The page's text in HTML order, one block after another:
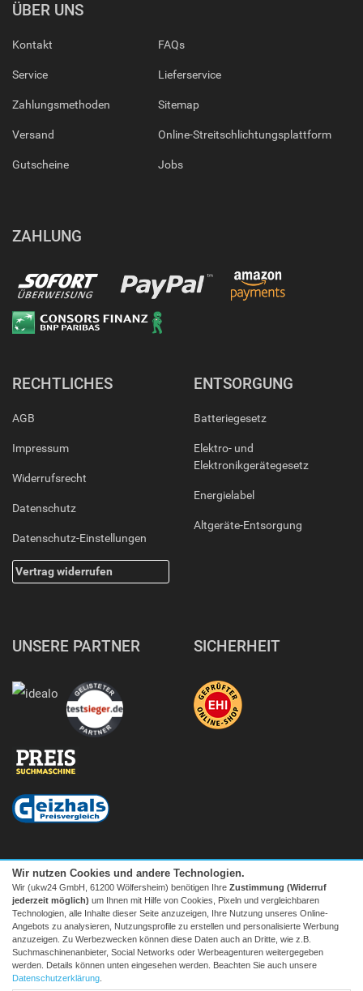
ÜBER UNS
Kontakt
Service
Zahlungsmethoden
Versand
Gutscheine
FAQs
Lieferservice
Sitemap
Online-Streitschlichtungsplattform
Jobs
ZAHLUNG
RECHTLICHES
AGB
Impressum
Widerrufsrecht
Datenschutz
Datenschutz-Einstellungen
Vertrag widerrufen
ENTSORGUNG
Batteriegesetz
Elektro- und
Elektronikgerätegesetz
Energielabel
Altgeräte-Entsorgung
UNSERE PARTNER SICHERHEIT
Facebook| twitter
Wir nutzen Cookies und andere Technologien.
Wir (ukw24 GmbH, 61200 Wölfersheim) benötigen Ihre Zustimmung (Widerruf
jederzeit möglich) um Ihnen mit Hilfe von Cookies, Pixeln und vergleichbaren
Technologien, alle Inhalte dieser Seite anzuzeigen, Ihre Nutzung unseres Online-
Angebots zu analysieren, Nutzungsprofile zu erstellen und personalisierte Werbung
anzuzeigen. Zu Werbezwecken können diese Daten auch an Dritte, wie z.B.
Suchmaschinenanbieter, Social Networks oder Werbeagenturen weitergegeben
werden. Details können unten eingesehen werden. Beachten Sie auch unsere
Datenschutzerklärung